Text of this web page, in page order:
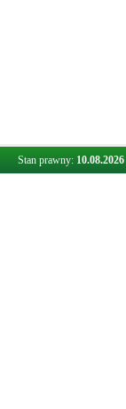
Stan prawny: 10.08.2026